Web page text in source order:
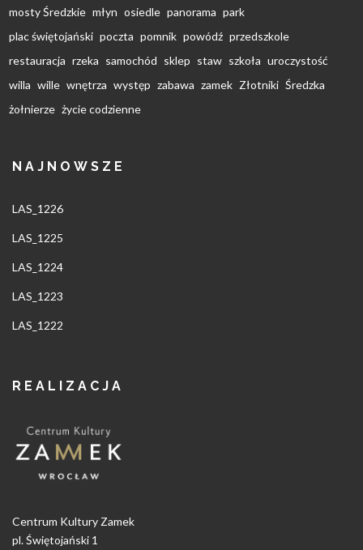
mosty Średzkie młyn osiedle panorama park
plac świętojański poczta pomnik powódź przedszkole
restauracja rzeka samochód sklep staw szkoła uroczystość
willa wille wnętrza występ zabawa zamek Złotniki Średzka
żołnierze życie codzienne
NAJNOWSZE
LAS_1226
LAS_1225
LAS_1224
LAS_1223
LAS_1222
REALIZACJA
Centrum Kultury Zamek
pl. Świętojański 1